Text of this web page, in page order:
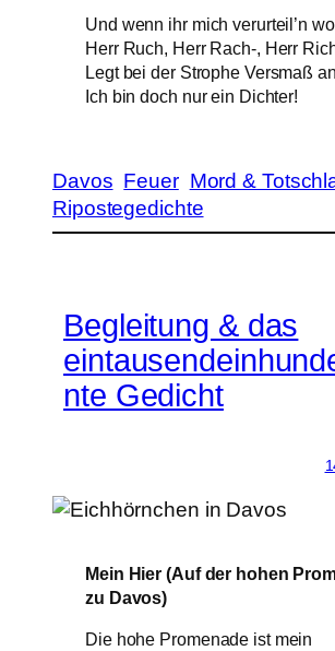
Und wenn ihr mich verurteil’n
Herr Ruch, Herr Rach-, Herr
Legt bei der Strophe Versmaß
Ich bin doch nur ein Dichter!
Davos Feuer Mord &
Ripostegedichte
Begleitung & das
nte Gedicht
Mein Hier (Auf der hohen
zu Davos)
Die hohe Promenade ist mein